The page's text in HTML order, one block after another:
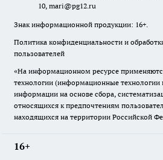
10, mari@pg12.ru
Знак информационной продукции: 16+.
Политика конфиденциальности и
пользователей
«На информационном ресурсе
технологии (информационные технологии
информации на основе сбора,
относящихся к предпочтениям
находящихся на территории Российской
16+